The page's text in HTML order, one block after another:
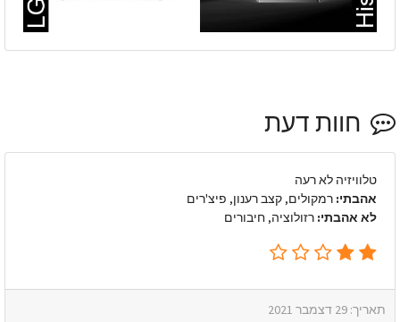
חוות דעת
טלוויזיה לא רעה
אהבתי:רמקולים, קצב רענון, פיצ'רים
לא אהבתי:רזולוציה, חיבורים
תאריך: 29 דצמבר 2021